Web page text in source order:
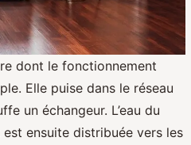
dont le fonctionnement
Elle puise dans le réseau
un échangeur. L’eau du
ensuite distribuée vers les